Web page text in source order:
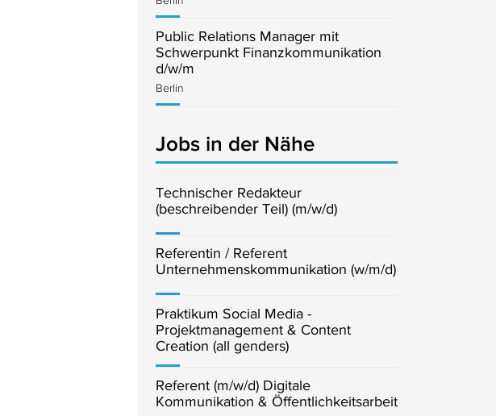
Public Relations Manager mit
Schwerpunkt Finanzkommunikation
d/w/m
Berlin
Jobs in der Nähe
Technischer Redakteur
(beschreibender Teil) (m/w/d)
Referentin / Referent
Unternehmenskommunikation (w/m/d)
Praktikum Social Media -
Projektmanagement & Content
Creation (all genders)
Referent (m/w/d) Digitale
Kommunikation & Öffentlichkeitsarbeit